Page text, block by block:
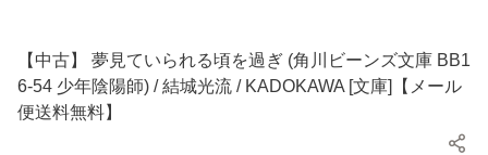
【中古】 夢見ていられる頃を過ぎ (角川ビーンズ文庫 BB1
6-54 少年陰陽師) / 結城光流 / KADOKAWA [文庫]【メール
便送料無料】